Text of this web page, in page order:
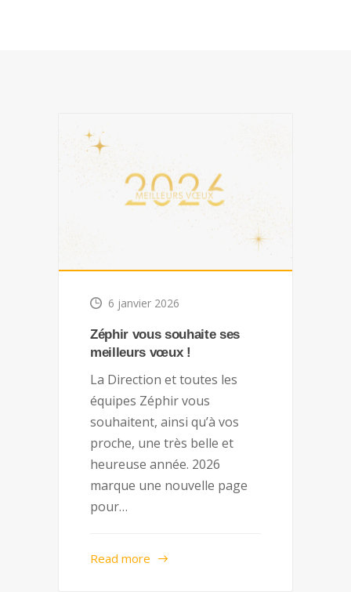
6 janvier 2026
Zéphir vous souhaite ses
meilleurs vœux !
La Direction et toutes les
équipes Zéphir vous
souhaitent, ainsi qu’à vos
proche, une très belle et
heureuse année. 2026
marque une nouvelle page
pour…
Read more